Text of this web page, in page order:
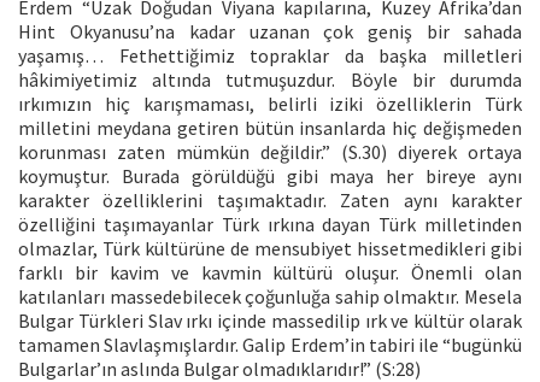
Erdem “Uzak Doğudan Viyana kapılarına, Kuzey Afrika’dan
Hint Okyanusu’na kadar uzanan çok geniş bir sahada
yaşamış… Fethettiğimiz topraklar da başka milletleri
hâkimiyetimiz altında tutmuşuzdur. Böyle bir durumda
ırkımızın hiç karışmaması, belirli iziki özelliklerin Türk
milletini meydana getiren bütün insanlarda hiç değişmeden
korunması zaten mümkün değildir.” (S.30) diyerek ortaya
koymuştur. Burada görüldüğü gibi maya her bireye aynı
karakter özelliklerini taşımaktadır. Zaten aynı karakter
özelliğini taşımayanlar Türk ırkına dayan Türk milletinden
olmazlar, Türk kültürüne de mensubiyet hissetmedikleri gibi
farklı bir kavim ve kavmin kültürü oluşur. Önemli olan
katılanları massedebilecek çoğunluğa sahip olmaktır. Mesela
Bulgar Türkleri Slav ırkı içinde massedilip ırk ve kültür olarak
tamamen Slavlaşmışlardır. Galip Erdem’in tabiri ile “bugünkü
Bulgarlar’ın aslında Bulgar olmadıklarıdır!” (S:28)